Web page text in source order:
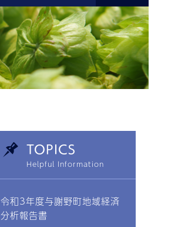
TOPICS
令和3年度与謝野町地域経済
分析報告書